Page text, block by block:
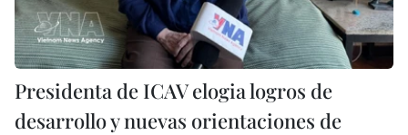
Presidenta de ICAV elogia logros de
desarrollo y nuevas orientaciones de